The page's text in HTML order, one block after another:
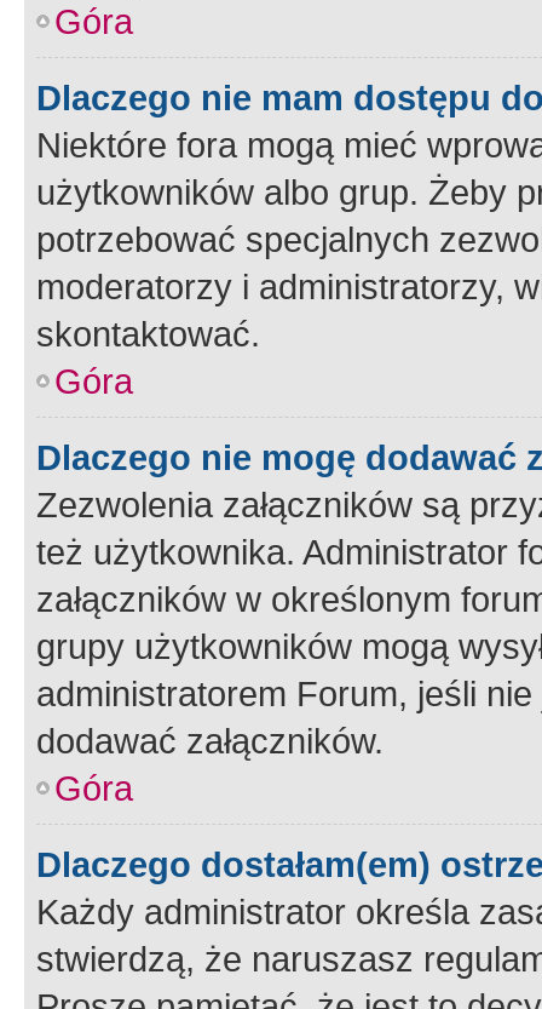
Góra
Dlaczego nie mam dostępu
Niektóre fora mogą mieć
użytkowników albo grup. Żeby
potrzebować specjalnych
moderatorzy i administratorzy,
skontaktować.
Góra
Dlaczego nie mogę dodawać
Zezwolenia załączników są
też użytkownika. Administrator
załączników w określonym
grupy użytkowników mogą
administratorem Forum, jeśli
dodawać załączników.
Góra
Dlaczego dostałam(em)
Każdy administrator określa
stwierdzą, że naruszasz